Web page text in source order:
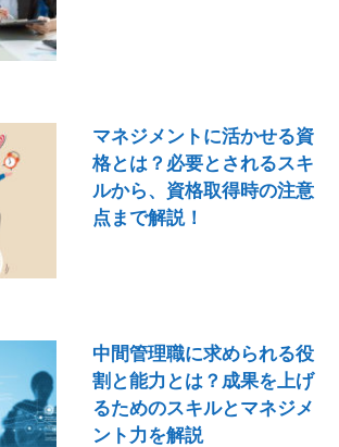
マネジメントに活かせる資
格とは？必要とされるスキ
ルから、資格取得時の注意
点まで解説！
中間管理職に求められる役
割と能力とは？成果を上げ
るためのスキルとマネジメ
ント力を解説